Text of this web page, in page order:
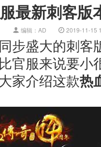
最新刺客版
编辑：AD 2019-11-15
步盛大的刺客
官服来说要小
家介绍这款热